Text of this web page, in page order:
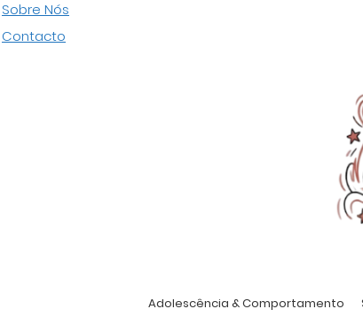
Pular
para
o
Sobre Nós
Contacto
Adolescência & Comportamento